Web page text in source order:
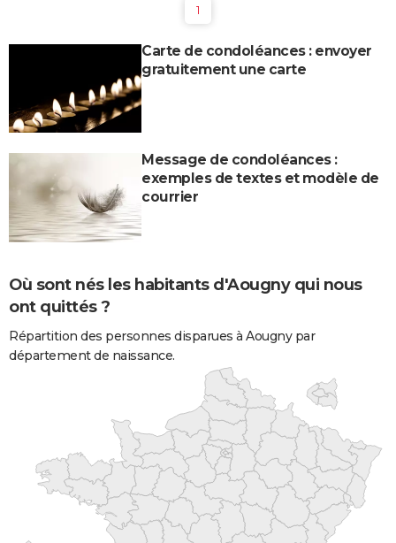
1
Carte de condoléances : envoyer
gratuitement une carte
Message de condoléances :
exemples de textes et modèle de
courrier
Où sont nés les habitants d'Aougny qui nous
ont quittés ?
Répartition des personnes disparues à Aougny par
département de naissance.